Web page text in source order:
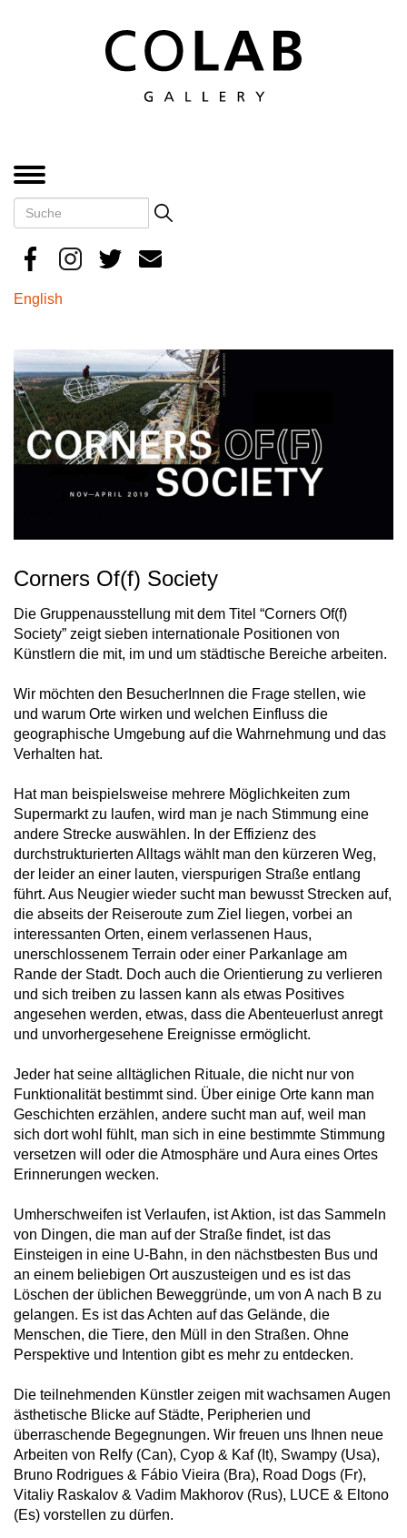
Search
Suche
English
Corners Of(f) Society
Die Gruppenausstellung mit dem Titel “Corners Of(f)
Society” zeigt sieben internationale Positionen von
Künstlern die mit, im und um städtische Bereiche arbeiten.
Wir möchten den BesucherInnen die Frage stellen, wie
und warum Orte wirken und welchen Einfluss die
geographische Umgebung auf die Wahrnehmung und das
Verhalten hat.
Hat man beispielsweise mehrere Möglichkeiten zum
Supermarkt zu laufen, wird man je nach Stimmung eine
andere Strecke auswählen. In der Effizienz des
durchstrukturierten Alltags wählt man den kürzeren Weg,
der leider an einer lauten, vierspurigen Straße entlang
führt. Aus Neugier wieder sucht man bewusst Strecken auf,
die abseits der Reiseroute zum Ziel liegen, vorbei an
interessanten Orten, einem verlassenen Haus,
unerschlossenem Terrain oder einer Parkanlage am
Rande der Stadt. Doch auch die Orientierung zu verlieren
und sich treiben zu lassen kann als etwas Positives
angesehen werden, etwas, dass die Abenteuerlust anregt
und unvorhergesehene Ereignisse ermöglicht.
Jeder hat seine alltäglichen Rituale, die nicht nur von
Funktionalität bestimmt sind. Über einige Orte kann man
Geschichten erzählen, andere sucht man auf, weil man
sich dort wohl fühlt, man sich in eine bestimmte Stimmung
versetzen will oder die Atmosphäre und Aura eines Ortes
Erinnerungen wecken.
Umherschweifen ist Verlaufen, ist Aktion, ist das Sammeln
von Dingen, die man auf der Straße findet, ist das
Einsteigen in eine U-Bahn, in den nächstbesten Bus und
an einem beliebigen Ort auszusteigen und es ist das
Löschen der üblichen Beweggründe, um von A nach B zu
gelangen. Es ist das Achten auf das Gelände, die
Menschen, die Tiere, den Müll in den Straßen. Ohne
Perspektive und Intention gibt es mehr zu entdecken.
Die teilnehmenden Künstler zeigen mit wachsamen Augen
ästhetische Blicke auf Städte, Peripherien und
überraschende Begegnungen. Wir freuen uns Ihnen neue
Arbeiten von Relfy (Can), Cyop & Kaf (It), Swampy (Usa),
Bruno Rodrigues & Fábio Vieira (Bra), Road Dogs (Fr),
Vitaliy Raskalov & Vadim Makhorov (Rus), LUCE & Eltono
(Es) vorstellen zu dürfen.